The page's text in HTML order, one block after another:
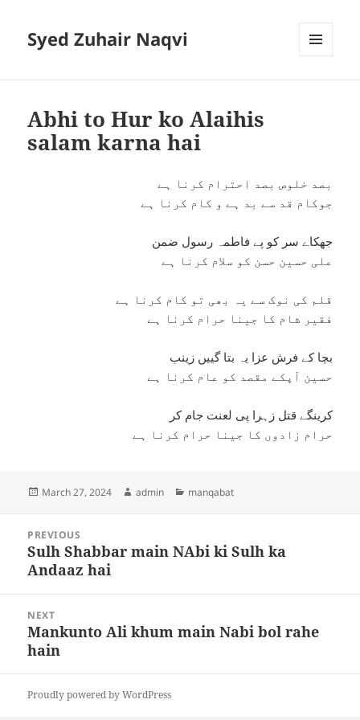
Syed Zuhair Naqvi
Abhi to Hur ko Alaihis
salam karna hai
بصد خلوص بصد احترام کرنا ہے
جوکام قد سے بد ہے و کام کرنا ہے
جھکاے سر کو پے فاطمہ رسول ضمن
علی حسین حسن کو سلام کرنا ہے
قلم کی نوک سے یہ بھی تو کام کرنا ہے
فقیر شام کا جینا حرام کرنا ہے
بچا کے فرش عزا یہ بتا گییں زینب
حسین آپکے مقصد کو عام کرنا ہے
کرینگے قتل زہرا پی لعنت جام کر
حرام زادوں کا جینا حرام کرنا ہے
Posted
March 27, 2024 Author
admin Categories
manqabat
navigation
PREVIOUS
Previous
post:
Sulh Shabbar main NAbi ki Sulh ka
Andaaz hai
NEXT
Next
post:
Mankunto Ali khum main Nabi bol rahe
hain
Proudly powered by WordPress